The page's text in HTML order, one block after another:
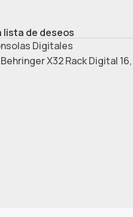
lista de deseos
Digitales
Behringer X32 Rack Digital 16,